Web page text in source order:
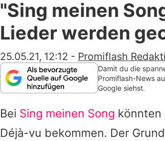
"Sing meinen
Lieder werden
25.05.21, 12:12 - Promiflash
Damit du die
Promiflash-News
Google siehst.
Bei Sing meinen Song könnten
Déjà-vu bekommen. Der